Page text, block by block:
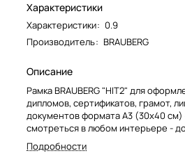
Характеристики
Характеристики: 0.9
Производитель: BRAUBERG
Описание
Рамка BRAUBERG "HIT2" для
дипломов, сертификатов, грамот,
документов формата А3 (30х40
смотреться в любом интерьере -
учреждениях и магазинах, салонах
др.Выполнена из пластика
Подробности